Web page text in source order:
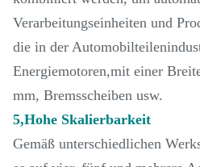
Verarbeitungseinheiten und
die in der
Energiemotoren,mit einer
mm, Bremsscheiben usw.
5,Hohe Skalierbarkeit
Gemäß unterschiedlichen